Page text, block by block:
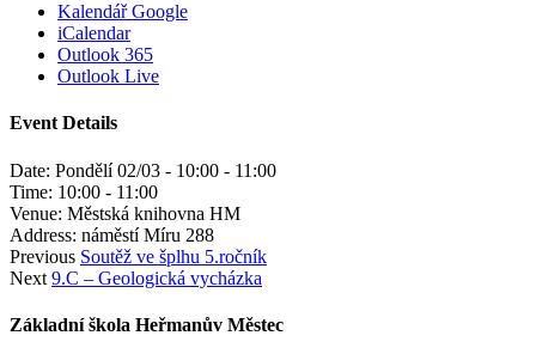
Kalendář Google
iCalendar
Outlook 365
Outlook Live
Event Details
Date: Pondělí 02/03 - 10:00 - 11:00
Time: 10:00 - 11:00
Venue: Městská knihovna HM
Address: náměstí Míru 288
Previous Soutěž ve šplhu 5.ročník
Next 9.C – Geologická vycházka
Základní škola Heřmanův Městec